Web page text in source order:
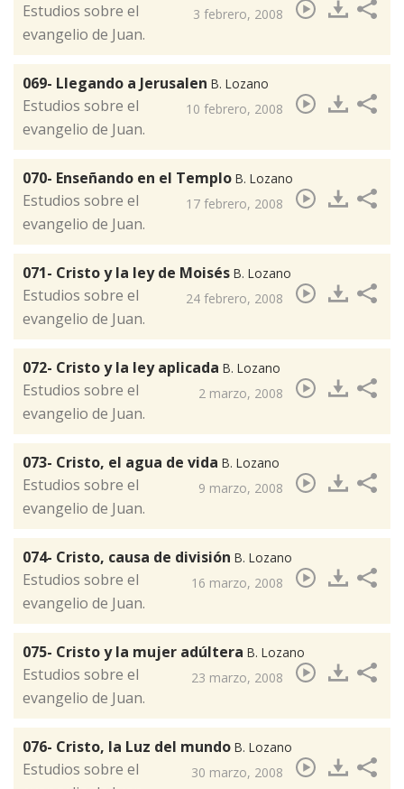
3 febrero, 2008
​Estudios sobre el
evangelio de Juan.
069- Llegando a Jerusalen B. Lozano
10 febrero, 2008
​Estudios sobre el
evangelio de Juan.
070- Enseñando en el Templo B. Lozano
17 febrero, 2008
​Estudios sobre el
evangelio de Juan.
071- Cristo y la ley de Moisés B. Lozano
24 febrero, 2008
​Estudios sobre el
evangelio de Juan.
072- Cristo y la ley aplicada B. Lozano
2 marzo, 2008
​Estudios sobre el
evangelio de Juan.
073- Cristo, el agua de vida B. Lozano
9 marzo, 2008
​Estudios sobre el
evangelio de Juan.
074- Cristo, causa de división B. Lozano
16 marzo, 2008
​Estudios sobre el
evangelio de Juan.
075- Cristo y la mujer adúltera B. Lozano
23 marzo, 2008
​Estudios sobre el
evangelio de Juan.
076- Cristo, la Luz del mundo B. Lozano
30 marzo, 2008
​Estudios sobre el